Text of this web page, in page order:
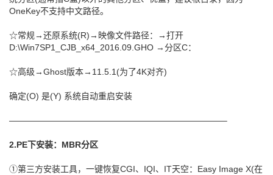
OneKey不支持中文路径。
☆常规→还原系统(R)→映像文件路径：→打开
D:\Win7SP1_CJB_x64_2016.09.GHO →分区C：
☆高级→Ghost版本→11.5.1(为了4K对齐)
确定(O) 是(Y) 系统自动重启安装
—————————————————————————–
2.PE下安装：MBR分区
①第三方安装工具，一键恢复CGI、IQI、IT天空：Easy Image X(在